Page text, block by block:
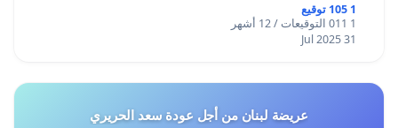
1 105 توقيع
1 011 التوقيعات / 12 أشهر
31 Jul 2025
عريضة لبنان من أجل عودة سعد الحريري